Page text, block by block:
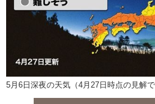
5月6日深夜の天気（4月27日時点の見解で